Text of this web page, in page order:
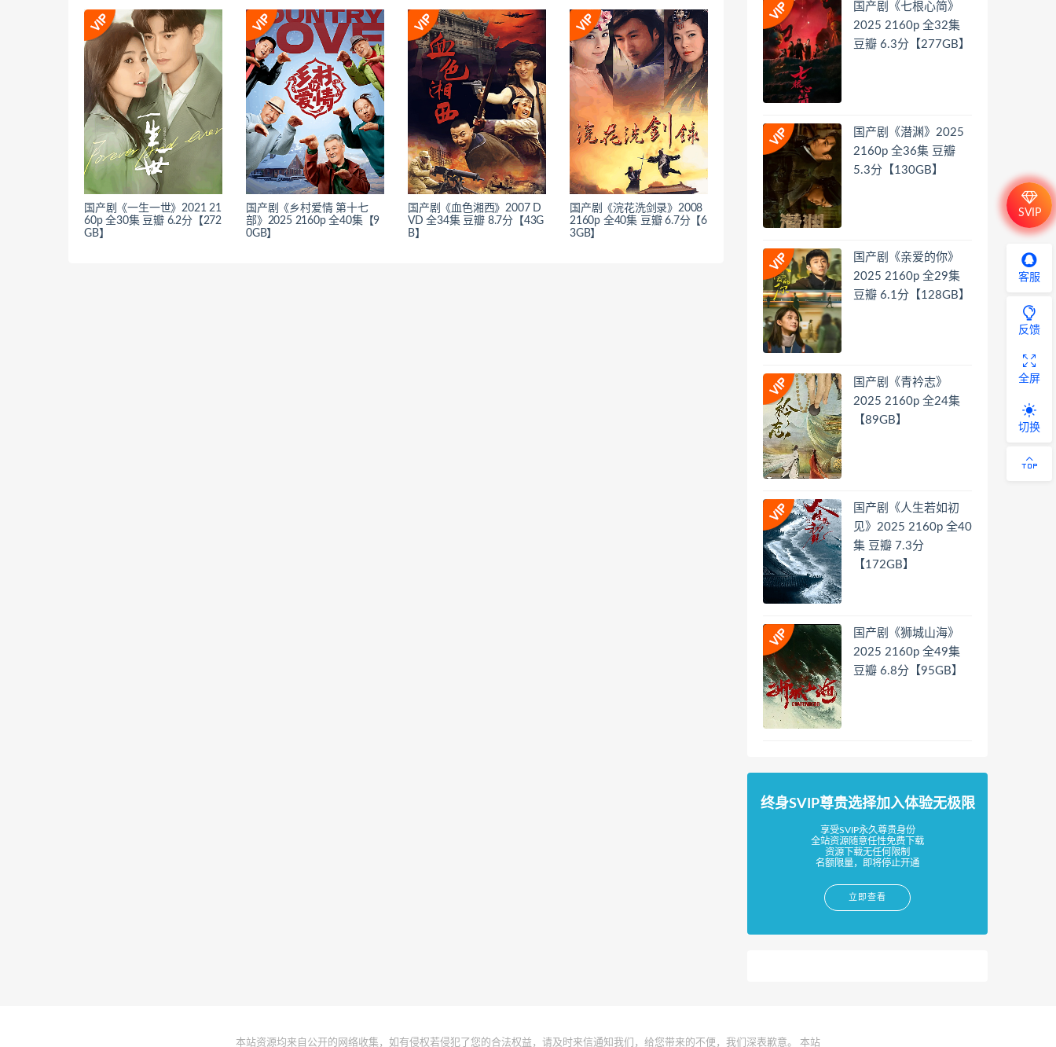
国产剧《一生一世》2021 21
60p 全30集 豆瓣 6.2分【272
GB】
国产剧《乡村爱情 第十七
部》2025 2160p 全40集【9
0GB】
国产剧《血色湘西》2007 D
VD 全34集 豆瓣 8.7分【43G
B】
国产剧《浣花洗剑录》2008
2160p 全40集 豆瓣 6.7分【6
3GB】
国产剧《七根心简》
2025 2160p 全32集
豆瓣 6.3分【277GB】
国产剧《潜渊》2025
2160p 全36集 豆瓣
5.3分【130GB】
国产剧《亲爱的你》
2025 2160p 全29集
豆瓣 6.1分【128GB】
国产剧《青衿志》
2025 2160p 全24集
【89GB】
国产剧《人生若如初
见》2025 2160p 全40
集 豆瓣 7.3分
【172GB】
国产剧《狮城山海》
2025 2160p 全49集
豆瓣 6.8分【95GB】
终身SVIP尊贵选择加入体验无极限
享受SVIP永久尊贵身份
全站资源随意任性免费下载
资源下载无任何限制
名额限量，即将停止开通
立即查看
本站资源均来自公开的网络收集，如有侵权若侵犯了您的合法权益，请及时来信通知我们，给您带来的不便，我们深表歉意。 本站
SVIP
客服
反馈
全屏
切换